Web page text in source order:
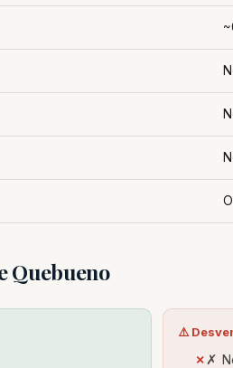
Quebueno
⚠️
✗